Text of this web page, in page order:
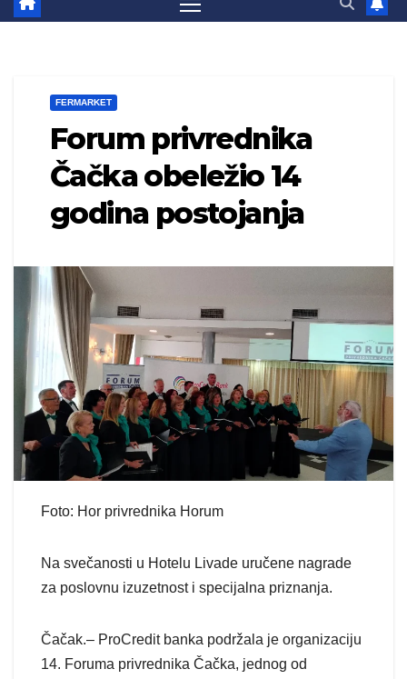
FERMARKET
Forum privrednika
Čačka obeležio 14
godina postojanja
Foto: Hor privrednika Horum
Na svečanosti u Hotelu Livade uručene nagrade
za poslovnu izuzetnost i specijalna priznanja.
Čačak.– ProCredit banka podržala je organizaciju
14. Foruma privrednika Čačka, jednog od